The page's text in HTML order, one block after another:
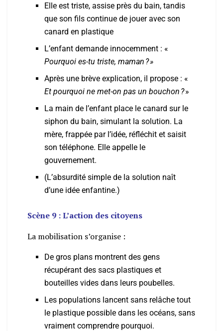
Elle est triste, assise près du bain, tandis
que son fils continue de jouer avec son
canard en plastique
L’enfant demande innocemment : «
Pourquoi es-tu triste, maman ? »
Après une brève explication, il propose : «
Et pourquoi ne met-on pas un bouchon ?»
La main de l’enfant place le canard sur le
siphon du bain, simulant la solution. La
mère, frappée par l’idée, réfléchit et saisit
son téléphone. Elle appelle le
gouvernement.
(L’absurdité simple de la solution naît
d’une idée enfantine.)
Scène 9 : L’action des citoyens
La mobilisation s’organise :
De gros plans montrent des gens
récupérant des sacs plastiques et
bouteilles vides dans leurs poubelles.
Les populations lancent sans relâche tout
le plastique possible dans les océans, sans
vraiment comprendre pourquoi.